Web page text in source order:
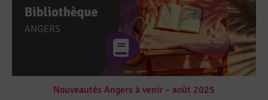
Nouveautés Angers à venir – août 2025